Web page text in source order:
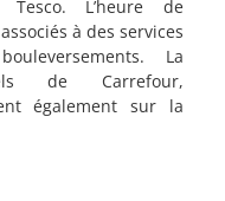
L’heure de
à des services
La
de Carrefour,
également sur la